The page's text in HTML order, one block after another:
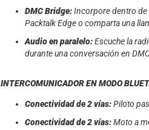
DMC Bridge:Incorpore dentro de
Packtalk Edge o comparta una
Audio en paralelo:Escuche la
durante una conversación en
INTERCOMUNICADOR EN MODO
Conectividad de 2 vías:Piloto
Conectividad de 2 vías:Moto a